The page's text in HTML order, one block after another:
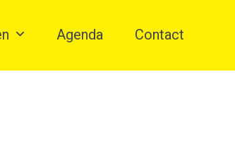
Agenda Contact